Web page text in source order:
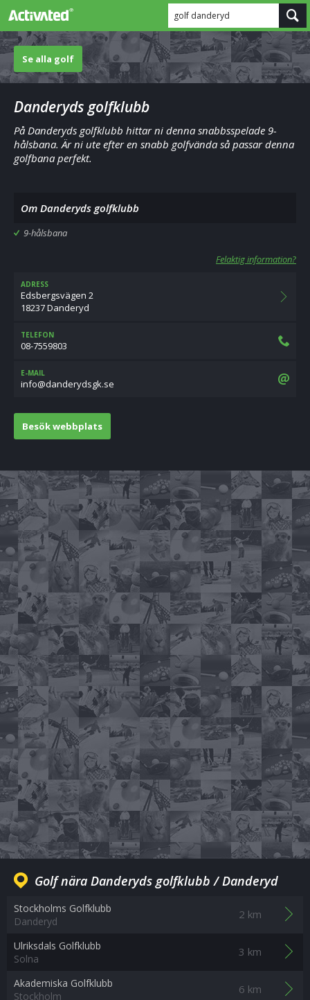
golf danderyd
Se alla golf
Danderyds golfklubb
På Danderyds golfklubb hittar ni denna snabbsspelade 9-
hålsbana. Är ni ute efter en snabb golfvända så passar denna
golfbana perfekt.
Om Danderyds golfklubb
9-hålsbana
Felaktig information?
ADRESS
Edsbergsvägen 2
18237 Danderyd
TELEFON
08-7559803
E-MAIL
es.kgsdyrednad@ofni
Besök webbplats
Golf nära Danderyds golfklubb / Danderyd
Stockholms Golfklubb
Danderyd
2 km
Ulriksdals Golfklubb
Solna
3 km
Akademiska Golfklubb
Stockholm
6 km